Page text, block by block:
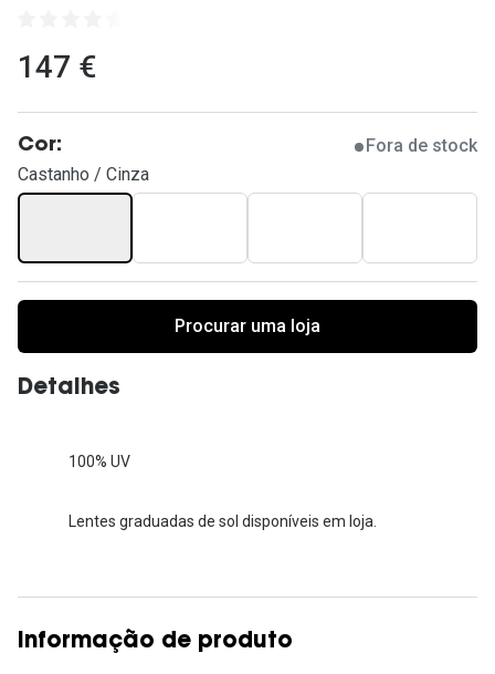
147 €
Cor:
Fora de stock
Castanho / Cinza
Procurar uma loja
Detalhes
100% UV
Lentes graduadas de sol disponíveis em loja.
Informação de produto